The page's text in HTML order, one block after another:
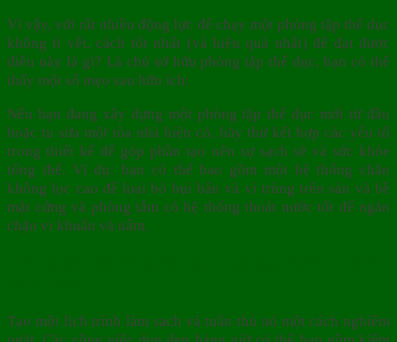
Vì vậy, với rất nhiều động lực để chạy một phòng tập thể dục
không tì vết, cách tốt nhất (và hiệu quả nhất) để đạt được
điều này là gì? Là chủ sở hữu phòng tập thể dục, bạn có thể
thấy một số mẹo sau hữu ích:
Nếu bạn đang xây dựng một phòng tập thể dục mới từ đầu
hoặc tu sửa một tòa nhà hiện có, hãy thử kết hợp các yếu tố
trong thiết kế để góp phần tạo nên sự sạch sẽ và sức khỏe
tổng thể. Ví dụ: bạn có thể bao gồm một hệ thống chân
không lọc cao để loại bỏ bụi bẩn và vi trùng trên sàn và bề
mặt cứng và phòng tắm có hệ thống thoát nước tốt để ngăn
chặn vi khuẩn và nấm.
Tạo một lịch trình làm sạch và tuân thủ nó một cách nghiêm